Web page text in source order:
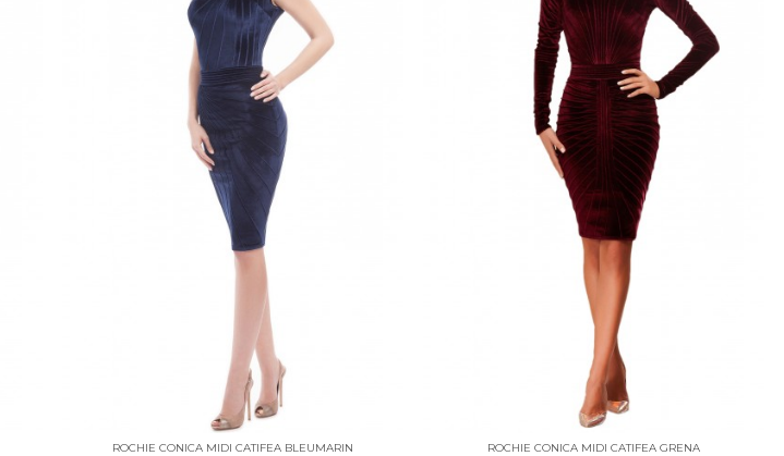
ROCHIE CONICA MIDI CATIFEA BLEUMARIN ROCHIE CONICA MIDI CATIFEA GRENA